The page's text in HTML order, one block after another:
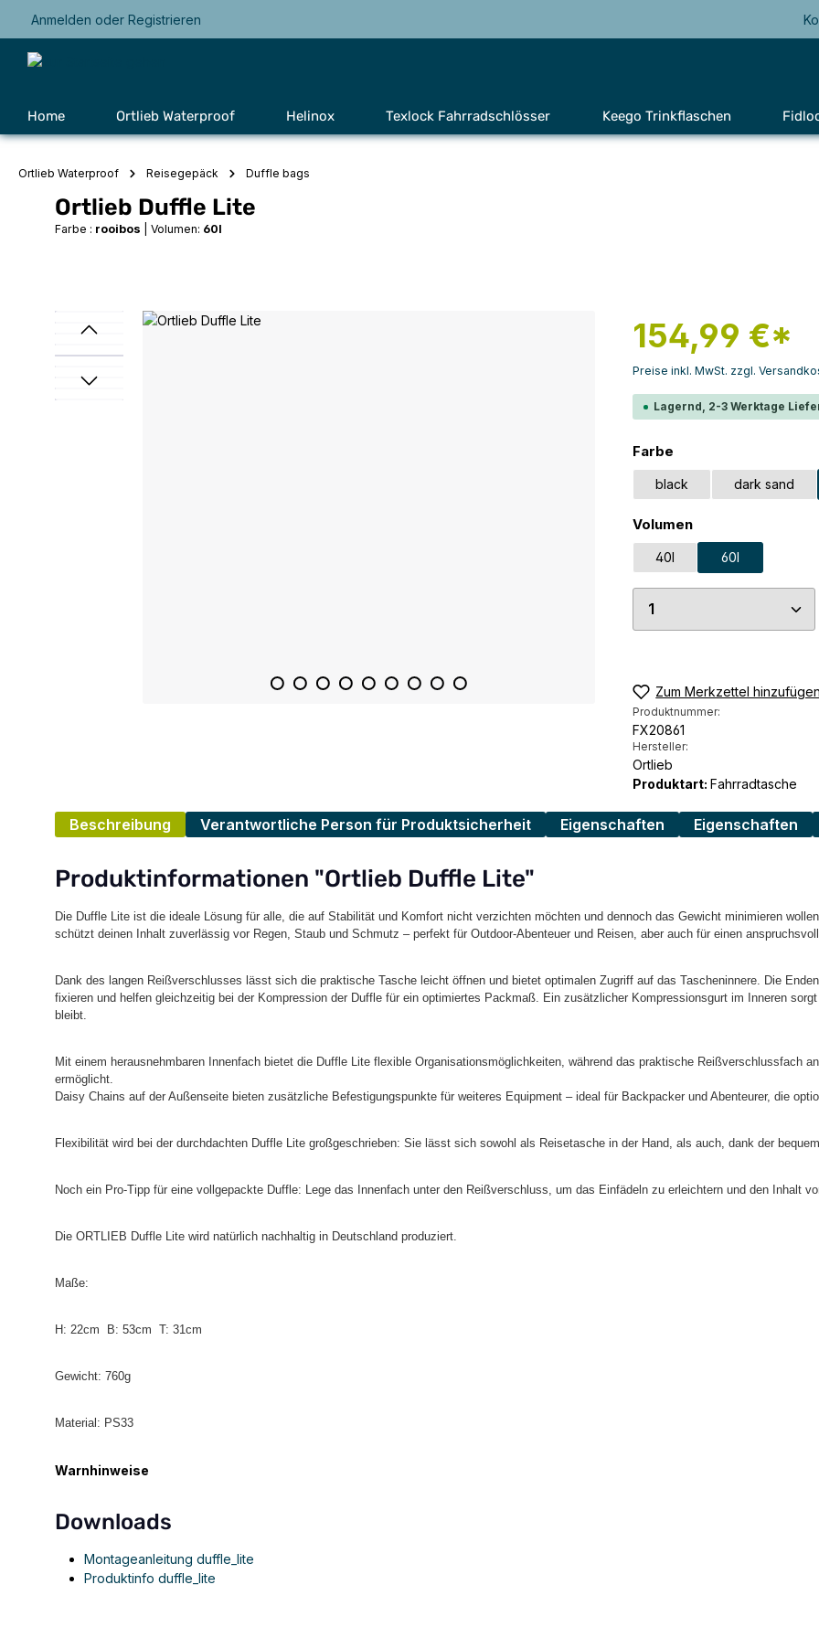
Hauptnavigation springen
Anmelden oder Registrieren
Home Ortlieb Waterproof Helinox Texlock Fahrradschlösser Keego Trinkflaschen
Ortlieb Waterproof Reisegepäck Duffle bags
Ortlieb Duffle Lite
Farbe : rooibos Volumen: 60l
Bildergalerie überspringen 154,99 €*
Preise inkl. MwSt. zzgl.
Lagernd, 2-3 Werktage
Farbe
black dark sand
Volumenauswählen
40l 60l
Produkt Anzahl:
Zum Merkzettel hinzufügen
Produktnummer:
FX20861
Hersteller:
Ortlieb
Produktart: Fahrradtasche
Beschreibung Verantwortliche Person für Produktsicherheit Eigenschaften Eigenschaften
Produktinformationen "Ortlieb Duffle Lite"
Die Duffle Lite ist die ideale Lösung für alle, die auf Stabilität und Komfort nicht verzichten möchten und dennoch das Gewicht minimieren
schützt deinen Inhalt zuverlässig vor Regen, Staub und Schmutz – perfekt für Outdoor-Abenteuer und Reisen, aber auch für einen
Dank des langen Reißverschlusses lässt sich die praktische Tasche leicht öffnen und bietet optimalen Zugriff auf das Tascheninnere. Die
fixieren und helfen gleichzeitig bei der Kompression der Duffle für ein optimiertes Packmaß. Ein zusätzlicher Kompressionsgurt im Inneren
bleibt.
Mit einem herausnehmbaren Innenfach bietet die Duffle Lite flexible Organisationsmöglichkeiten, während das praktische Reißverschlussfach
ermöglicht.
Daisy Chains auf der Außenseite bieten zusätzliche Befestigungspunkte für weiteres Equipment – ideal für Backpacker und Abenteurer, die
Flexibilität wird bei der durchdachten Duffle Lite großgeschrieben: Sie lässt sich sowohl als Reisetasche in der Hand, als auch, dank der
Noch ein Pro-Tipp für eine vollgepackte Duffle: Lege das Innenfach unter den Reißverschluss, um das Einfädeln zu erleichtern und den Inhalt
Die ORTLIEB Duffle Lite wird natürlich nachhaltig in Deutschland produziert.
Maße:
H: 22cm B: 53cm T: 31cm
Gewicht: 760g
Material: PS33
Warnhinweise
Downloads
Montageanleitung duffle_lite
Produktinfo duffle_lite